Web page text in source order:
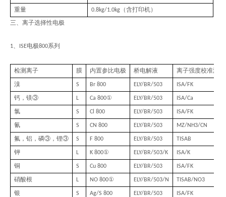
重量
0.8kg/1.0kg （含打印机）
三、离子选择性电极
1 ISE电极800系列
检测离子 膜 内置参比电极 桥电解液
离子强度校准液
溴
S Br 800 ELY/BR/503 ISA/FK
钙，镁③ L Ca 800① ELY/BR/503 ISA/Ca
氯 S Cl 800 ELY/BR/503 ISA/FK
氰 S CN 800 ELY/BR/503 MZ/NH3/CN
氟，铝，磷③，锂③ S F 800 ELY/BR/503 TISAB
钾 L K 800① ELY/BR/503/K ISA/K
铜 S Cu 800 ELY/BR/503 ISA/FK
硝酸根 L NO 800① ELY/BR/503/N TISAB/NO3
银 S Ag/S 800 ELY/BR/503 ISA/FK